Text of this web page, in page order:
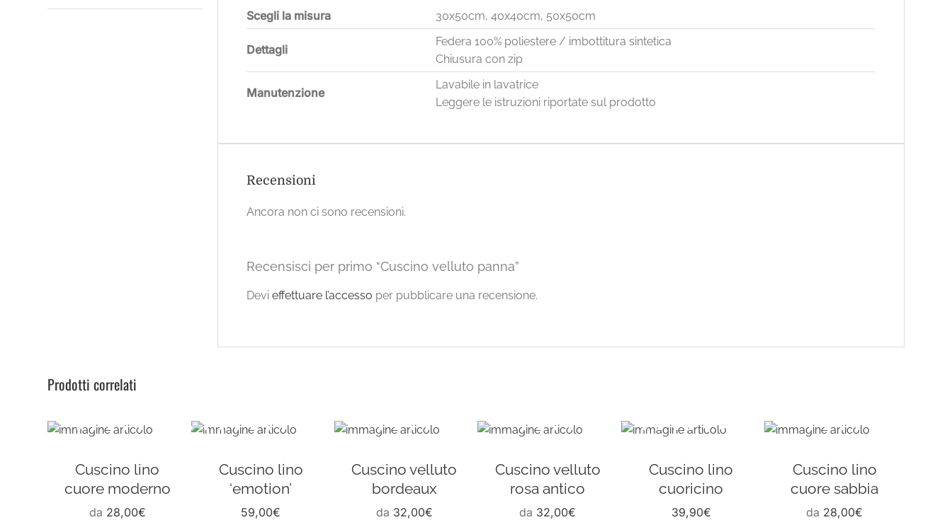
Scegli la misura 30x50cm, 40x40cm, 50x50cm
Dettagli
Federa 100% poliestere / imbottitura sintetica
Chiusura con zip
Manutenzione
Lavabile in lavatrice
Leggere le istruzioni riportate sul prodotto
Recensioni
Ancora non ci sono recensioni.
Recensisci per primo “Cuscino velluto panna”
Devieffettuare l’accesso per pubblicare una recensione.
Prodotti correlati
Cuscino lino
cuore moderno
da 28,00€
Cuscino lino
‘emotion’
59,00€
Cuscino velluto
bordeaux
da 32,00€
Cuscino velluto
rosa antico
da 32,00€
Cuscino lino
cuoricino
39,90€
Cuscino lino
cuore sabbia
da 28,00€